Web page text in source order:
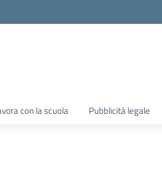
con la scuola Pubblicità legale